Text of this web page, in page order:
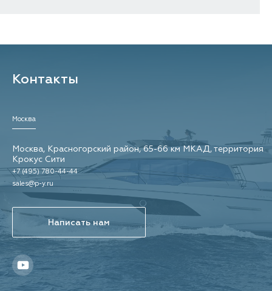
Круизная скорость
Дальность хода на круизной скорости 241 км
Килеватость на транце 19°
Цвет 29523
Контакты
Москва
Москва, Красногорский район, 65-66 км МКАД, территория
Крокус Сити
+7 (495) 780-44-44
sales@p-y.ru
Написать нам